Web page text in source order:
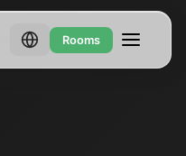
Rooms